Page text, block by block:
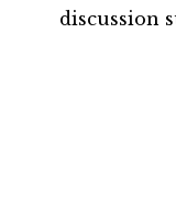
discussion